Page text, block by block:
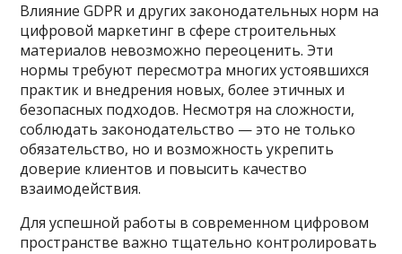
Влияние GDPR и других законодательных норм на
цифровой маркетинг в сфере строительных
материалов невозможно переоценить. Эти
нормы требуют пересмотра многих устоявшихся
практик и внедрения новых, более этичных и
безопасных подходов. Несмотря на сложности,
соблюдать законодательство — это не только
обязательство, но и возможность укрепить
доверие клиентов и повысить качество
взаимодействия.
Для успешной работы в современном цифровом
пространстве важно тщательно контролировать